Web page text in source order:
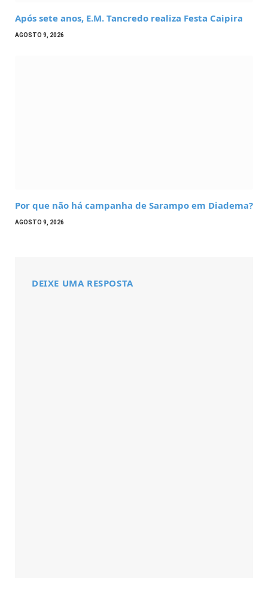
Após sete anos, E.M. Tancredo realiza Festa Caipira
AGOSTO 9, 2026
Por que não há campanha de Sarampo em Diadema?
AGOSTO 9, 2026
DEIXE UMA RESPOSTA